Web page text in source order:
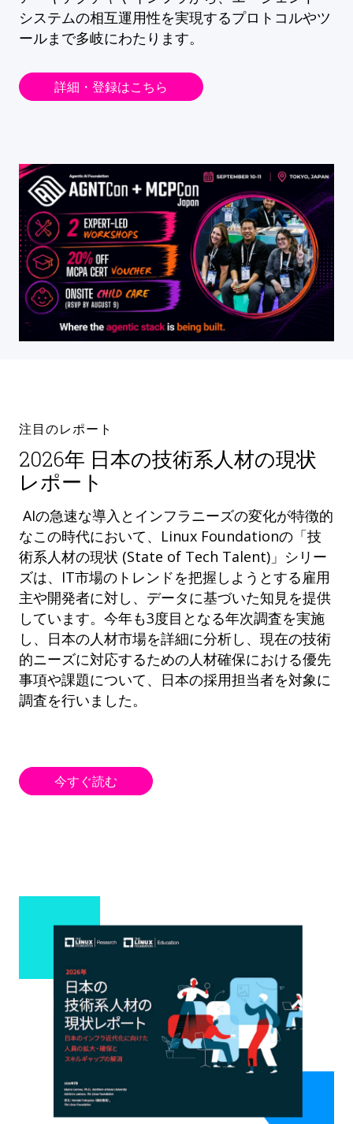
システムの相互運用性を実現するプロトコルやツ
ールまで多岐にわたります。
詳細・登録はこちら
注目のレポート
2026年 日本の技術系人材の現状
レポート
AIの急速な導入とインフラニーズの変化が特徴的
なこの時代において、Linux Foundationの「技
術系人材の現状 (State of Tech Talent)」シリー
ズは、IT市場のトレンドを把握しようとする雇用
主や開発者に対し、データに基づいた知見を提供
しています。今年も3度目となる年次調査を実施
し、日本の人材市場を詳細に分析し、現在の技術
的ニーズに対応するための人材確保における優先
事項や課題について、日本の採用担当者を対象に
調査を行いました。
今すぐ読む